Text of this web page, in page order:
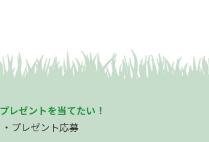
プレゼントを当てたい！
プレゼント応募